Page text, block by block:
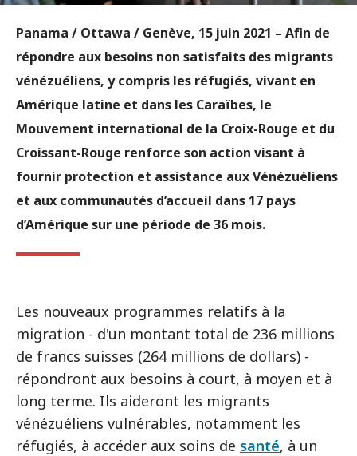
Panama / Ottawa / Genève, 15 juin 2021 – Afin de
répondre aux besoins non satisfaits des migrants
vénézuéliens, y compris les réfugiés, vivant en
Amérique latine et dans les Caraïbes, le
Mouvement international de la Croix-Rouge et du
Croissant-Rouge renforce son action visant à
fournir protection et assistance aux Vénézuéliens
et aux communautés d’accueil dans 17 pays
d’Amérique sur une période de 36 mois.
Les nouveaux programmes relatifs à la
migration - d'un montant total de 236 millions
de francs suisses (264 millions de dollars) -
répondront aux besoins à court, à moyen et à
long terme. Ils aideront les migrants
vénézuéliens vulnérables, notamment les
réfugiés, à accéder aux soins de santé, à un